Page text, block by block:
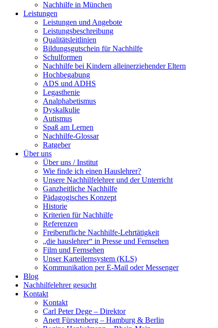
Nachhilfe in München
Leistungen
Leistungen und Angebote
Leistungsbeschreibung
Qualitätsleitlinien
Bildungsgutschein für Nachhilfe
Schulformen
Nachhilfe bei Kindern alleinerziehender Eltern
Hochbegabung
ADS und ADHS
Legasthenie
Analphabetismus
Dyskalkulie
Autismus
Spaß am Lernen
Nachhilfe-Glossar
Ratgeber
Über uns
Über uns / Institut
Wie finde ich einen Hauslehrer?
Unsere Nachhilfelehrer und der Unterricht
Ganzheitliche Nachhilfe
Pädagogisches Konzept
Historie
Kriterien für Nachhilfe
Referenzen
Freiberufliche Nachhilfe-Lehrtätigkeit
„die hauslehrer“ in Presse und Fernsehen
Film und Fernsehen
Unser Karteilernsystem (KLS)
Kommunikation per E-Mail oder Messenger
Blog
Nachhilfelehrer gesucht
Kontakt
Kontakt
Carl Peter Dege – Direktor
Anett Fürstenberg – Hamburg & Berlin